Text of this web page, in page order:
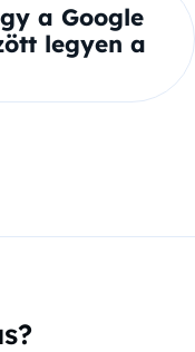
a Google
legyen a